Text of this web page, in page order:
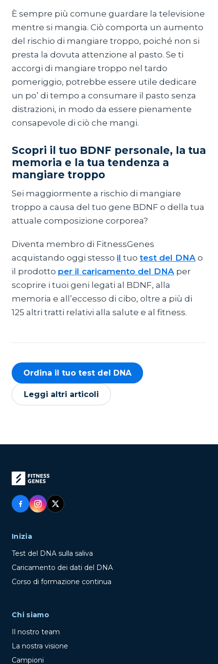
È sempre più comune guardare la televisione
mentre si mangia. Ciò comporta un aumento
del rischio di mangiare troppo, poiché non si
presta la dovuta attenzione al pasto. Se ti
accorgi di mangiare troppo nel tardo
pomeriggio, potrebbe essere utile dedicare
un po’ di tempo a consumare il pasto senza
distrazioni, in modo da essere pienamente
consapevole di ciò che mangi.
Scopri il tuo BDNF personale, la tua
memoria e la tua tendenza a
mangiare troppo
Sei maggiormente a rischio di mangiare
troppo a causa del tuo gene BDNF o della tua
attuale composizione corporea?
Diventa membro di FitnessGenes
acquistando oggi stesso il tuo test del DNA o
il prodotto per il caricamento del DNA per
scoprire i tuoi geni legati al BDNF, alla
memoria e all’eccesso di cibo, oltre a più di
125 altri tratti relativi alla salute e al fitness.
Ordina il tuo test del DNA
Leggi altri articoli
Inizia
Test del DNA sulla saliva
Caricamento dei dati del DNA
Corso di formazione continua
Chi siamo
Il nostro team
La nostra visione
Campioni